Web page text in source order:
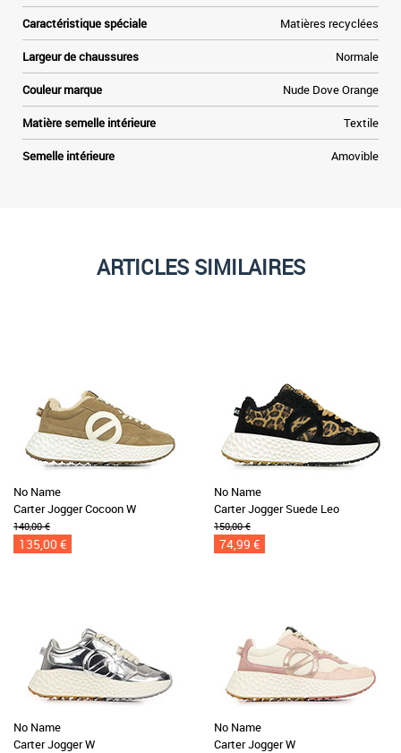
Caractéristique spéciale Matières recyclées
Largeur de chaussures Normale
Couleur marque Nude Dove Orange
Matière semelle intérieure Textile
Semelle intérieure Amovible
ARTICLES SIMILAIRES
No Name
Carter Jogger Cocoon W
140,00 €
135,00 €
No Name
Carter Jogger Suede Leo
150,00 €
74,99 €
No Name
Carter Jogger W
No Name
Carter Jogger W